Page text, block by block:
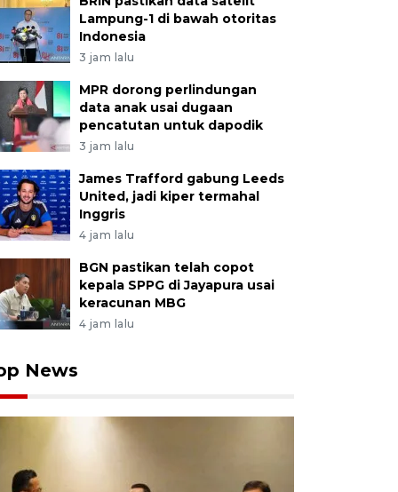
Lampung-1 di bawah otoritas
Indonesia
3 jam lalu
MPR dorong perlindungan
data anak usai dugaan
pencatutan untuk dapodik
3 jam lalu
James Trafford gabung Leeds
United, jadi kiper termahal
Inggris
4 jam lalu
BGN pastikan telah copot
kepala SPPG di Jayapura usai
keracunan MBG
4 jam lalu
News